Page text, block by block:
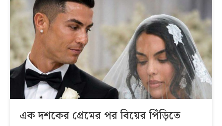
এক দশকের প্রেমের পর বিয়ের পিঁড়িতে